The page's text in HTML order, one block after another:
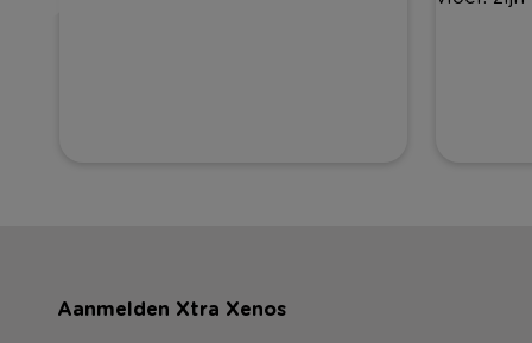
Aanmelden Xtra Xenos